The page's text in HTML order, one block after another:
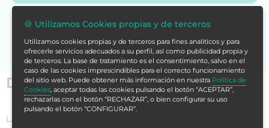
Datos generales
La
🍪 Utilizamos Cookies propias y de terceros
Utilizamos cookies propias y de terceros para fines analíticos y para
ofrecerle servicios adecuados a su perfil, así como publicidad propia y
de terceros. La base de tratamiento es el consentimiento, salvo en el
caso de las cookies imprescindibles para el correcto funcionamiento
del sitio web. Puede obtener más información en nuestra Política de
Cookies , aceptar todas las cookies pulsando el botón “ACEPTAR”,
rechazarlas con el botón “RECHAZAR”, o bien configurar su uso
pulsando el botón “CONFIGURAR”.